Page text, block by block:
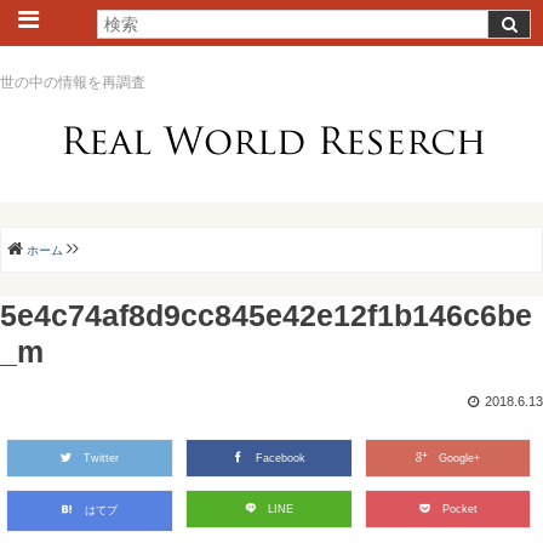
世の中の情報を再調査
ホーム
5e4c74af8d9cc845e42e12f1b146c6be
_m
2018.6.13
Twitter Facebook Google+
はてブ LINE Pocket